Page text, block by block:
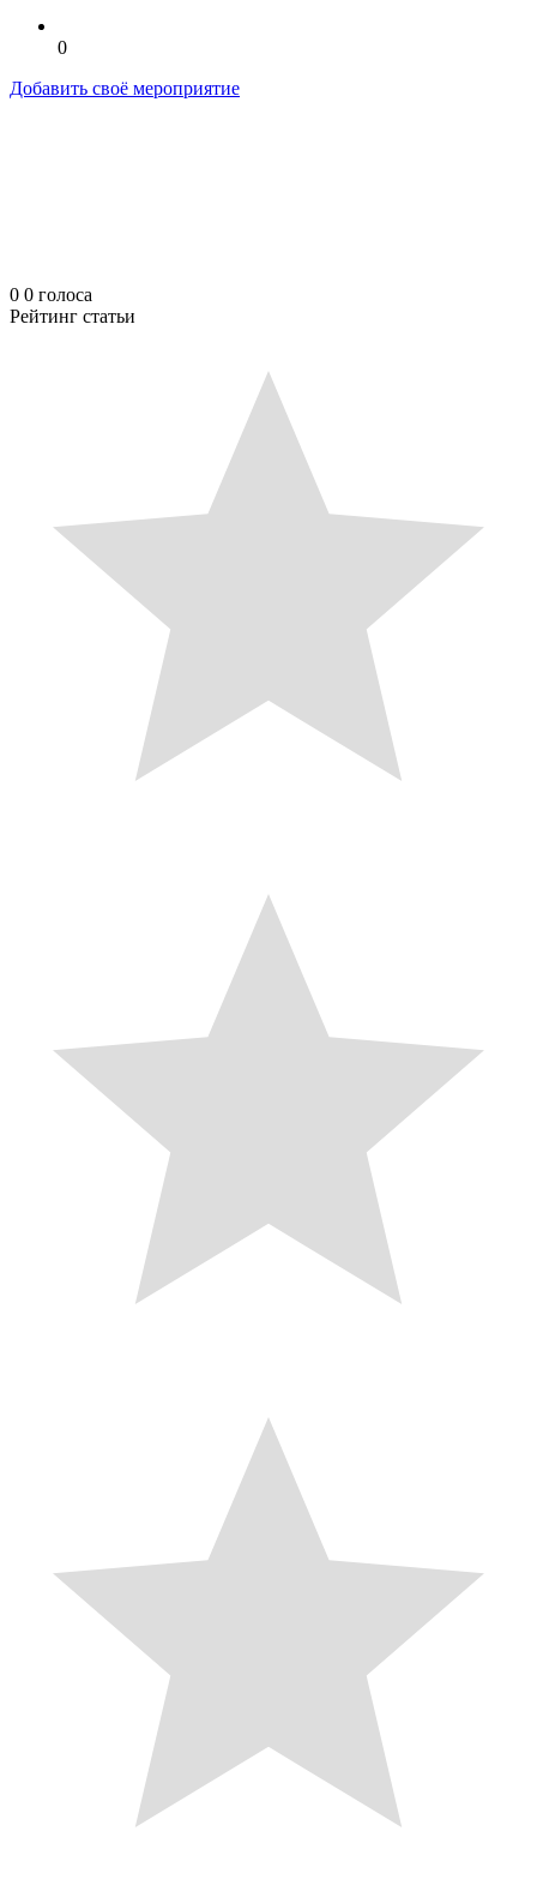
0
Добавить своё мероприятие
0 0 голоса
Рейтинг статьи